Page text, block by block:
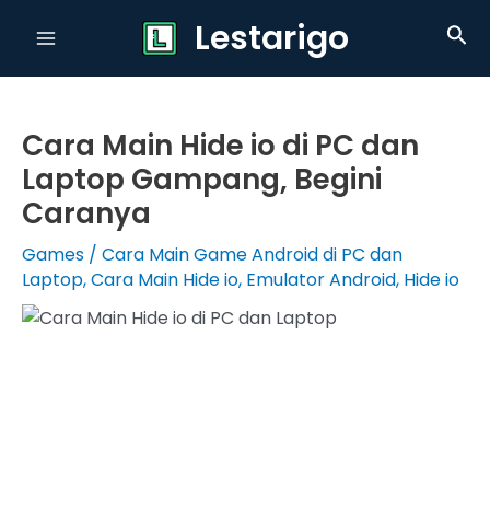
Lestarigo
Cara Main Hide io di PC dan
Laptop Gampang, Begini
Caranya
Games / Cara Main Game Android di PC dan
Laptop,Cara Main Hide io, Emulator Android, Hide io